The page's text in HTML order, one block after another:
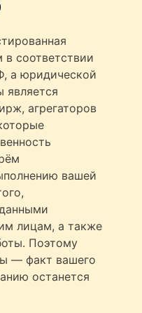
в соответствии
а юридической
является
агрегаторов
вашей
лицам, а также
Поэтому
— факт вашего
останется